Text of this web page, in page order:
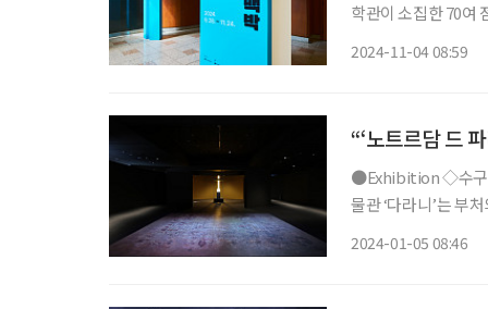
학관이 소집한 70여
2024-11-04 08:59
“‘노트르담 드
●Exhibition ◇수구다라니, 아주 오래된 비밀의 부적 일정 1월 28일까지 장소 국립경주박
물관 ‘다라니’는 부
2024-01-05 08:46